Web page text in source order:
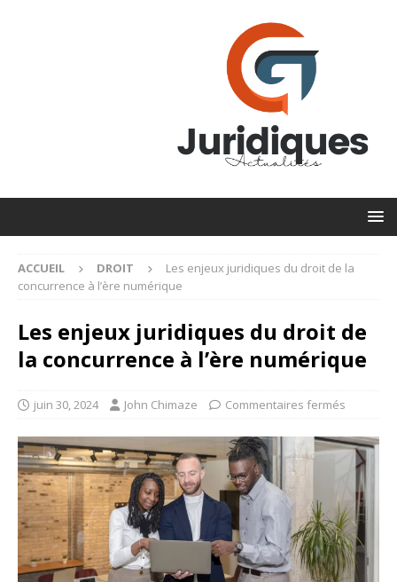
ACCUEIL DROIT
Les enjeux juridiques du droit de la
concurrence à l’ère numérique
Les enjeux juridiques du droit de
la concurrence à l’ère numérique
juin 30, 2024 John Chimaze Commentaires fermés